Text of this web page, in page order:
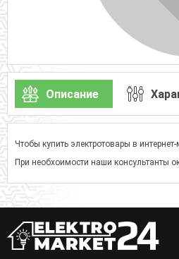
Описание
Чтобы купить электротовары в
При необхоимости наши консультанты